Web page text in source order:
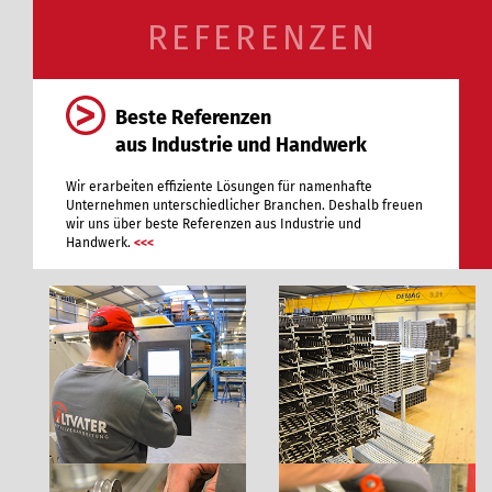
REFERENZEN
Beste Referenzen
aus Industrie und Handwerk
Wir erarbeiten effiziente Lösungen für namenhafte
Unternehmen unterschiedlicher Branchen. Deshalb freuen
wir uns über beste Referenzen aus Industrie und
Handwerk. <<<